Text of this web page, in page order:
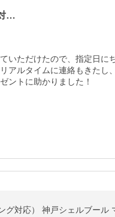
…
いただけたので、指定日に
アルタイムに連絡もきたし
ントに助かりました！
グ対応） 神戸シェルブー